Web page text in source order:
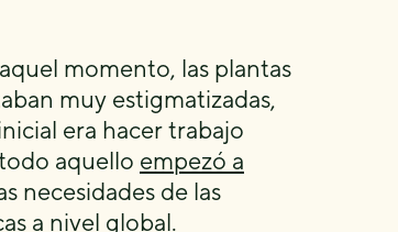
momento, las plantas
muy estigmatizadas,
era hacer trabajo
aquello empezó a
necesidades de las
a nivel global.